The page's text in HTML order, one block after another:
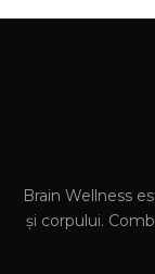
Brain Wellness
și corpului.